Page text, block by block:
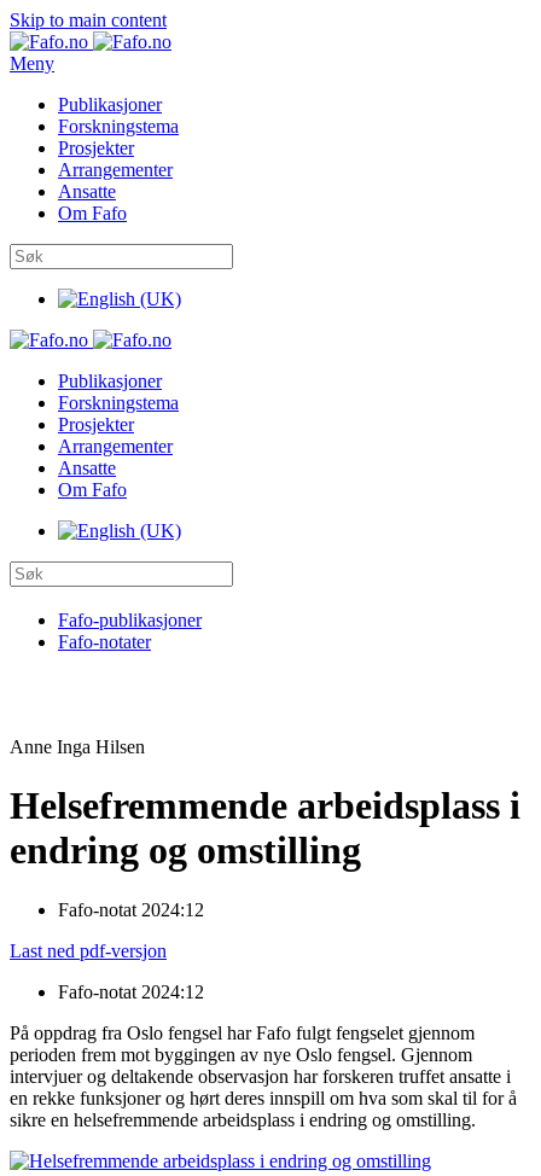
Skip to main content
Meny
Publikasjoner
Forskningstema
Prosjekter
Arrangementer
Ansatte
Om Fafo
Publikasjoner
Forskningstema
Prosjekter
Arrangementer
Ansatte
Om Fafo
Fafo-publikasjoner
Fafo-notater
Anne Inga Hilsen
Helsefremmende arbeidsplass i
endring og omstilling
Fafo-notat 2024:12
Last ned pdf-versjon
Fafo-notat 2024:12
På oppdrag fra Oslo fengsel har Fafo fulgt fengselet gjennom
perioden frem mot byggingen av nye Oslo fengsel. Gjennom
intervjuer og deltakende observasjon har forskeren truffet ansatte i
en rekke funksjoner og hørt deres innspill om hva som skal til for å
sikre en helsefremmende arbeidsplass i endring og omstilling.